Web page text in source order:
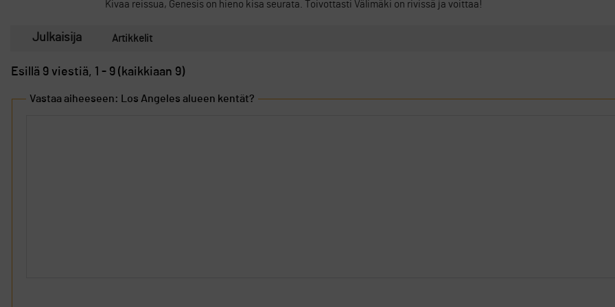
Kivaa reissua, Genesis on hieno kisa seurata. Toivottasti Välimäki on rivissä ja voittaa!
Julkaisija Artikkelit
Esillä 9 viestiä, 1 - 9 (kaikkiaan 9)
Vastaa aiheeseen: Los Angeles alueen kentät?